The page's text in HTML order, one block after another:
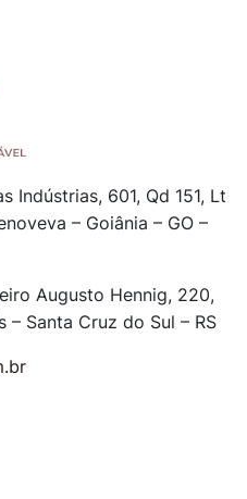
Indústrias, 601, Qd 151, Lt
– Goiânia – GO –
Augusto Hennig, 220,
– Santa Cruz do Sul – RS